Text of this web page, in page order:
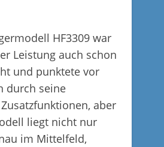
HF3309 war
Leistung auch schon
und punktete vor
durch seine
aber
liegt nicht nur
im Mittelfeld,